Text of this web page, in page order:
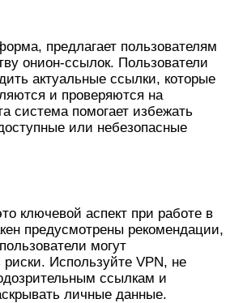
предлагает пользователям
онион-ссылок. Пользователи
актуальные ссылки, которые
и проверяются на
система помогает избежать
или небезопасные
ключевой аспект при работе в
предусмотрены рекомендации,
могут
Используйте VPN, не
ссылкам и
личные данные.